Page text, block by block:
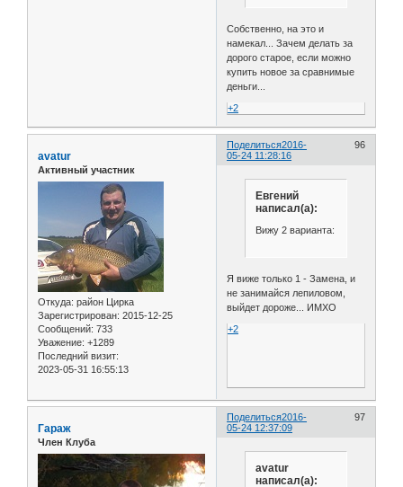
Собственно, на это и
намекал... Зачем делать за
дорого старое, если можно
купить новое за сравнимые
деньги...
+2
Поделиться 96
2016-
05-24 11:28:16
avatur
Активный участник
Откуда: район Цирка
Зарегистрирован: 2015-12-25
Сообщений: 733
Уважение: +1289
Последний визит:
2023-05-31 16:55:13
Евгений
написал(а):
Вижу 2 варианта:
Я виже только 1 - Замена, и
не занимайся лепиловом,
выйдет дороже... ИМХО
+2
Поделиться 97
2016-
05-24 12:37:09
Гараж
Член Клуба
avatur
написал(а):